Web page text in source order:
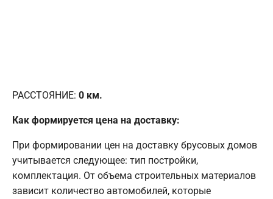
РАССТОЯНИЕ: 0 км.
Как формируется цена на доставку:
При формировании цен на доставку брусовых домов
учитывается следующее: тип постройки,
комплектация. От объема строительных материалов
зависит количество автомобилей, которые